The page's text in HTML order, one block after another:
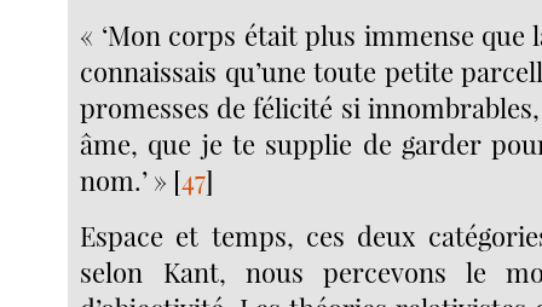
« ‘Mon corps était plus immense que
connaissais qu’une toute petite
promesses de félicité si
âme, que je te supplie de garder
nom.’ » [47]
Espace et temps, ces deux
selon Kant, nous percevons le